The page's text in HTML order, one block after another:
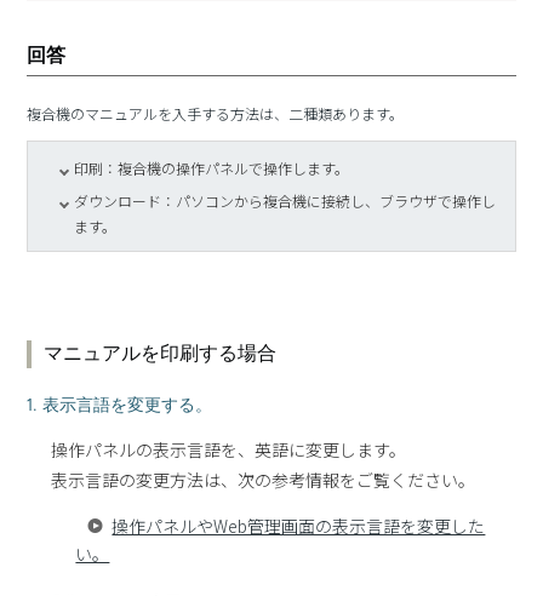
回答
複合機のマニュアルを入手する方法は、二種類あります。
印刷：複合機の操作パネルで操作します。
ダウンロード：パソコンから複合機に接続し、ブラウザで操作し
ます。
マニュアルを印刷する場合
1. 表示言語を変更する。
操作パネルの表示言語を、英語に変更します。
表示言語の変更方法は、次の参考情報をご覧ください。
操作パネルやWeb管理画面の表示言語を変更した
い。